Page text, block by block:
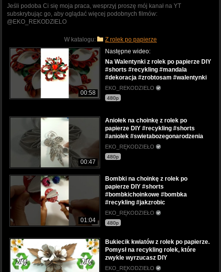
Jeśli podoba Ci się moja praca, wesprzyj proszę mój kanał na YT
subskrybując go, aby oglądać więcej podobnych filmów:
@EKO_REKODZIELO
W katalogu: Z rolek po papierze
00:58
Następne wideo:
Na Walentynki z rolek po papierze DIY
#shorts #recykling #mandala
#dekoracja #zrobtosam #walentynki
EKO_REKODZIELO
480p
00:47
Aniołek na choinkę z rolek po
papierze DIY #recykling #shorts
#aniolek #swietabozegonarodzenia
EKO_RĘKODZIEŁO
480p
01:04
Bombki na choinkę z rolek po
papierze DIY #shorts
#bombkichoinkowe #bombka
#recykling #jakzrobic
EKO_RĘKODZIEŁO
480p
Bukiecik kwiatów z rolek po papierze.
Pomysł na recykling rolek, które
zwykle wyrzucasz DIY
EKO_RĘKODZIEŁO